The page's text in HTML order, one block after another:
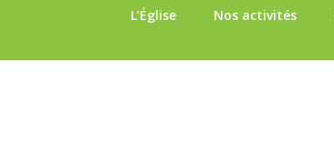
L’Église Nos activités